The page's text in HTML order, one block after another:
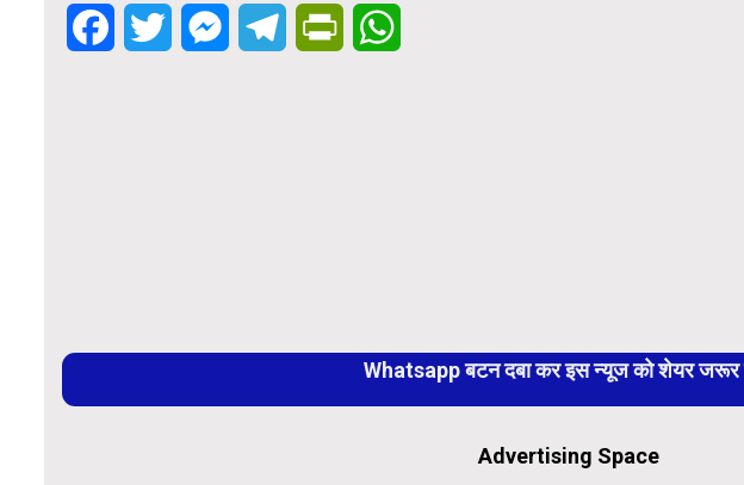
FacebookTwitter MessengerTelegramPrintFriendly
Whatsapp बटन दबा कर इस न्यूज को शेयर
Advertising Space